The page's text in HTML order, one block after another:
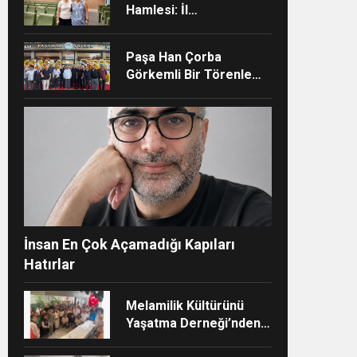
Hamlesi: İl
adımı
Paşa Han Çorba
Görkemli Bir Törenle
İnsan En Çok Açamadığı Kapıları
Hatırlar
Melamilik Kültürünü
Yaşatma Derneği’nden